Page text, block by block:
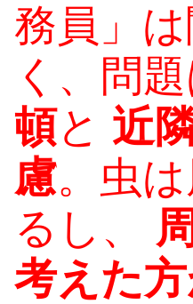
務員」
く、問
頓と 近
慮。虫
るし、
考えた